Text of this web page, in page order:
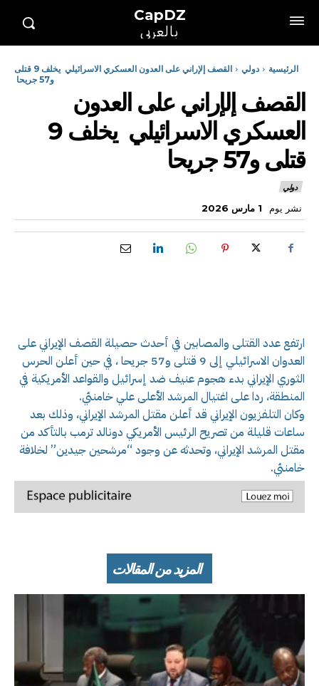
CapDZ
بالعربي
الرئيسية دولي
القصف إلإراني على العدون العسكري الاسرائيلي يخلف 9 قتلى
و57 جريحا
القصف إلإراني على العدون
العسكري الاسرائيلي يخلف 9
قتلى و57 جريحا
دولي
نشر يوم 1 مارس 2026
ارتفع عدد القتلى والمصابين في أحدث حصيلة القصف الإيراني على
العدوان الاسرائيلي إلى 9 قتلى و57 جريحا ، في حين أعلن الحرس
الثوري الإيراني بدء هجوم عنيف ضد إسرائيل والقواعد الأمريكية في
المنطقة، ردا على اغتيال المرشد الأعلى علي خامنئي.
وكان التلفزيون الإيراني قد أعلن مقتل المرشد الإيراني، وذلك بعد
ساعات قليلة من تصريح الرئيس الأمريكي دونالد ترمب بالتأكد من
مقتل المرشد الإيراني، وتحدثه عن وجود “مرشحين جيدين” لخلافة
خامنئي.
المزيد من المقالات